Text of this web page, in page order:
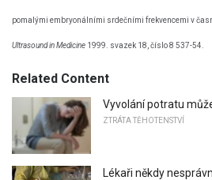
pomalými embryonálními srdečními frekvencemi v
Ultrasound in Medicine 1999. svazek 18, číslo 8 537-54.
Related Content
Vyvolání potratu
ZTRÁTA TĚHOTENSTVÍ
Lékaři někdy